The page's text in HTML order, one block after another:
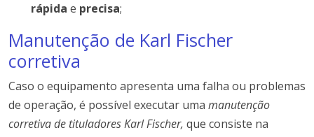
rápida e precisa;
Manutenção de Karl Fischer
corretiva
Caso o equipamento apresenta uma falha ou problemas
de operação, é possível executar uma manutenção
corretiva de tituladores Karl Fischer, que consiste na